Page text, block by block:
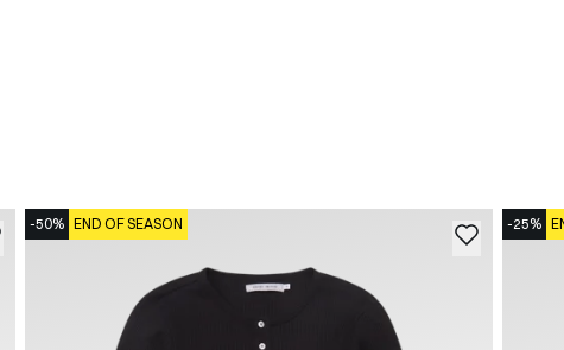
-50% END OF SEASON -25%